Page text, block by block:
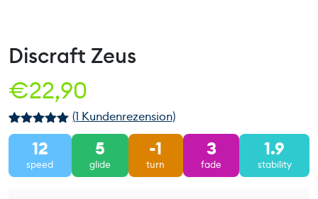
Discraft Zeus
€22,90
Bewertet mit
von 5,
basierend
1
Kundenbewe
(1 Kundenrezension)
12
speed
5
glide
-1
turn
3
fade
1.9
stability